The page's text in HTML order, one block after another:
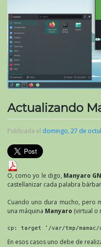
Actualizando
Publicada el domingo, 27 de
O, como yo le digo, Manyaro
castellanizar cada palabra
Cuando uno dura mucho, pero
una máquina Manyaro (virtual o
cp: target ‘/var/tmp/
En esos casos uno debe de